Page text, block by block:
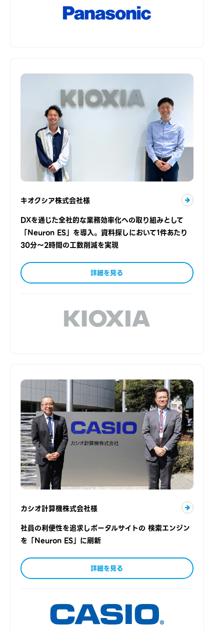
キオクシア株式会社様
DXを通じた全社的な業務効率化への取り組みとして
「Neuron ES」を導入。資料探しにおいて1件あたり
30分～2時間の工数削減を実現
詳細を見る
カシオ計算機株式会社様
社員の利便性を追求しポータルサイトの 検索エンジン
を「Neuron ES」に刷新
詳細を見る